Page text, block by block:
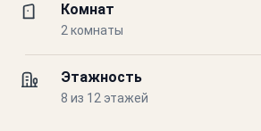
Комнат
2 комнаты
Этажность
8 из 12 этажей